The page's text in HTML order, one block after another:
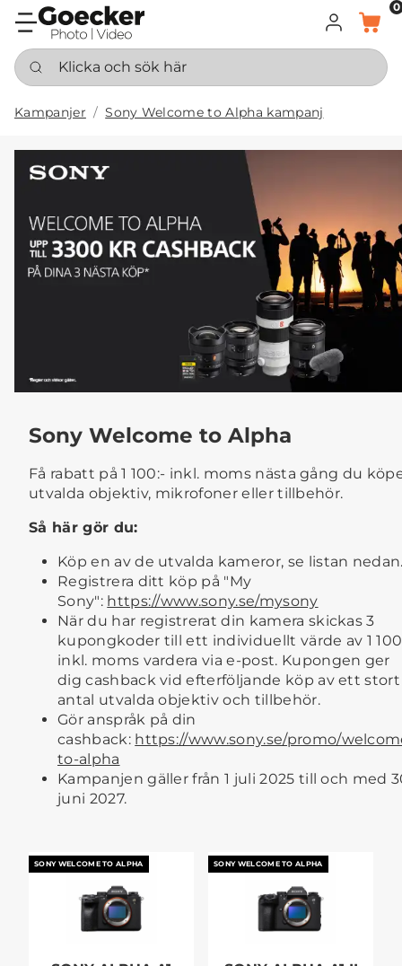
LOGGA IN
KORG
0
Klicka och sök här
Kampanjer Sony Welcome to Alpha kampanj
Sony Welcome to Alpha
Få rabatt på 1 100:- inkl. moms nästa gång du
utvalda objektiv, mikrofoner eller tillbehör.
Så här gör du:
Köp en av de utvalda kameror, se listan
Registrera ditt köp på "My
Sony": https://www.sony.se/mysony
När du har registrerat din kamera skickas 3
kupongkoder till ett individuellt värde av 1
inkl. moms vardera via e-post. Kupongen ger
dig cashback vid efterföljande köp av ett stort
antal utvalda objektiv och tillbehör.
Gör anspråk på din
cashback: https://www.sony.se/promo/
to-alpha
Kampanjen gäller från 1 juli 2025 till och med
juni 2027.
SONY WELCOME TO ALPHA SONY WELCOME TO ALPHA